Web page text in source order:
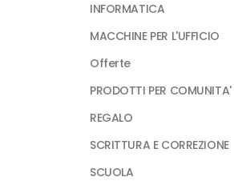
INFORMATICA
MACCHINE PER L'UFFICIO
Offerte
PRODOTTI PER COMUNITA'
REGALO
SCRITTURA E CORREZIONE
SCUOLA